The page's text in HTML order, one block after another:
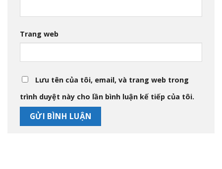
Trang web
Lưu tên của tôi, email, và trang web trong
trình duyệt này cho lần bình luận kế tiếp của tôi.